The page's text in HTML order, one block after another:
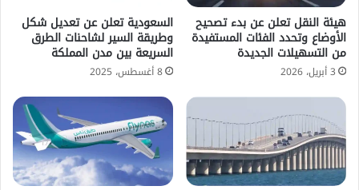
هيئة النقل تعلن عن بدء تصحيح
الأوضاع وتحدد الفئات المستفيدة
من التسهيلات الجديدة
3 أبريل، 2026
السعودية تعلن عن تعديل شكل
وطريقة السير لشاحنات الطرق
السريعة بين مدن المملكة
8 أغسطس، 2025